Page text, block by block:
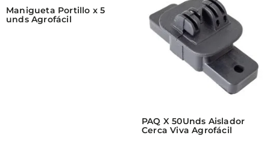
Manigueta Portillo x 5
unds Agrofácil
PAQ X 50Unds Aislador
Cerca Viva Agrofácil